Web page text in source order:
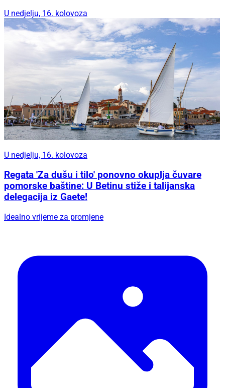
U nedjelju, 16. kolovoza
U nedjelju, 16. kolovoza
Regata 'Za dušu i tilo' ponovno okuplja čuvare
pomorske baštine: U Betinu stiže i talijanska
delegacija iz Gaete!
Idealno vrijeme za promjene